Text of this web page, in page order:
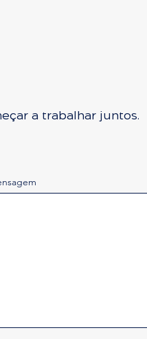
a trabalhar juntos.